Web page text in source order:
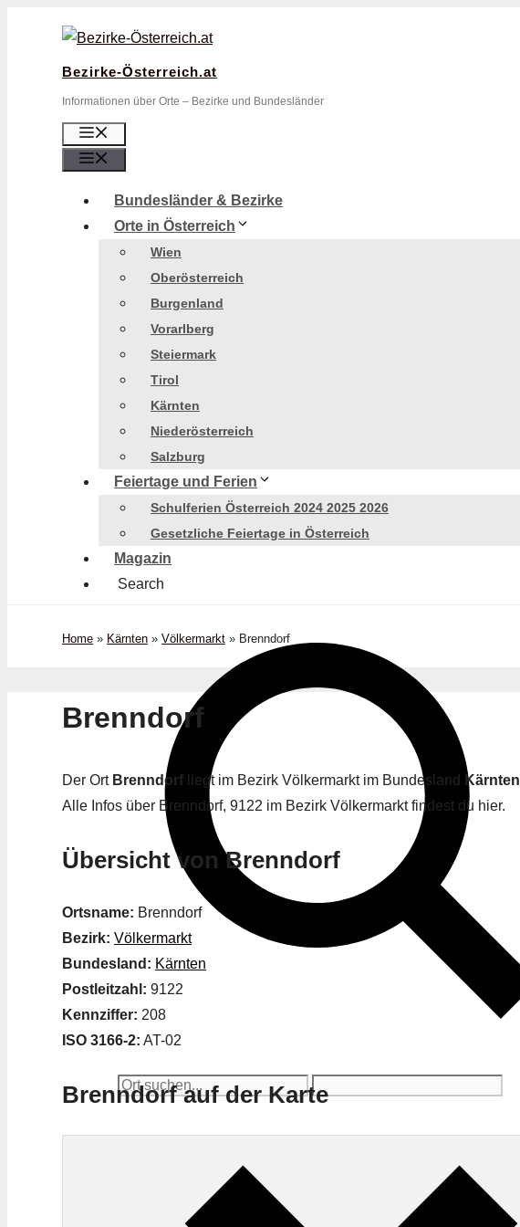
Bezirke-Österreich.at
Informationen über Orte – Bezirke und Bundesländer
Bundesländer & Bezirke
Orte in Österreich
Wien
Oberösterreich
Burgenland
Vorarlberg
Steiermark
Tirol
Kärnten
Niederösterreich
Salzburg
Feiertage und Ferien
Schulferien Österreich 2024 2025 2026
Gesetzliche Feiertage in Österreich
Magazin
Search
Home » Kärnten » Völkermarkt » Brenndorf
Brenndorf
Der Ort Brenndorf liegt im Bezirk Völkermarkt im Bundesland Kärnten
Alle Infos über Brenndorf, 9122 im Bezirk Völkermarkt findest du hier.
Übersicht von Brenndorf
Ortsname: Brenndorf
Bezirk: Völkermarkt
Bundesland: Kärnten
Postleitzahl: 9122
Kennziffer: 208
ISO 3166-2: AT-02
Brenndorf auf der Karte